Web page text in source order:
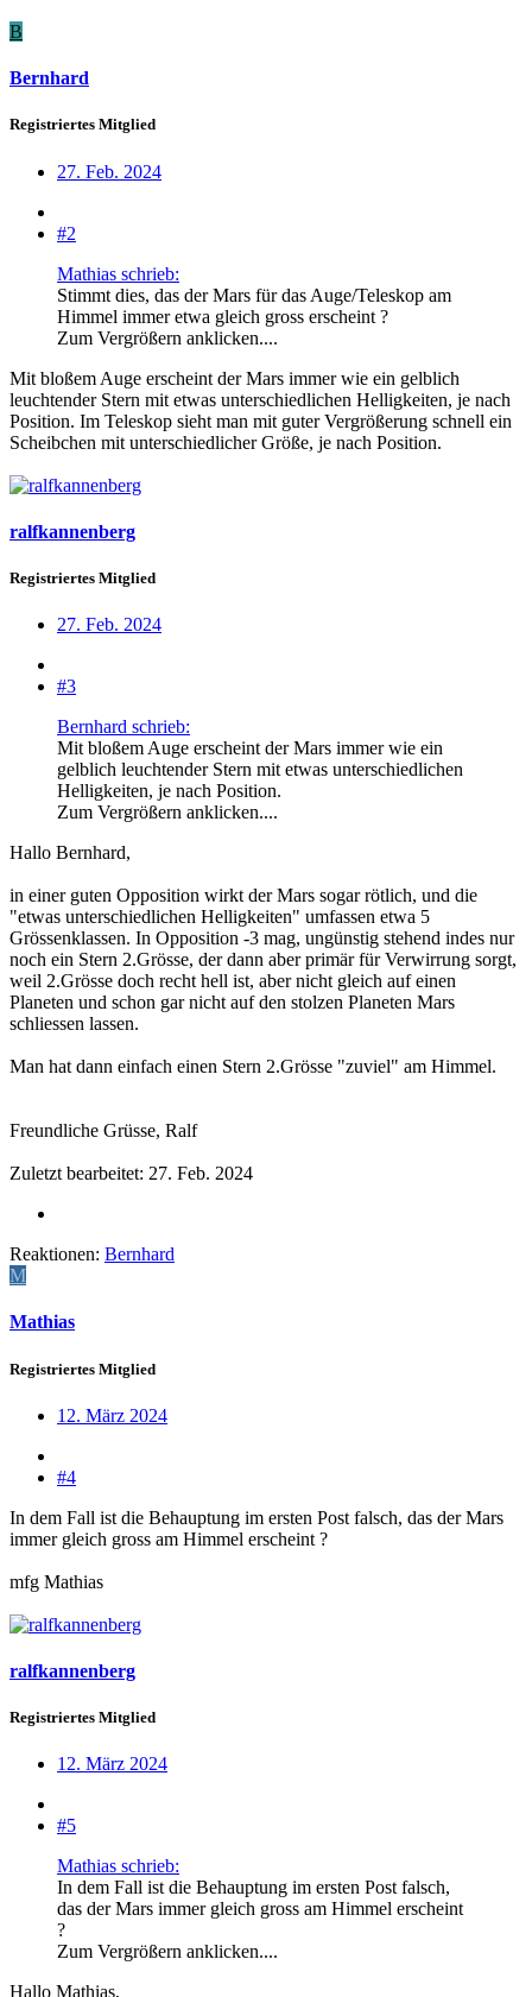
B
Bernhard
Registriertes Mitglied
27. Feb. 2024
#2
Mathias schrieb:
Stimmt dies, das der Mars für das Auge/Teleskop am
Himmel immer etwa gleich gross erscheint ?
Zum Vergrößern anklicken....
Mit bloßem Auge erscheint der Mars immer wie ein gelblich
leuchtender Stern mit etwas unterschiedlichen Helligkeiten, je nach
Position. Im Teleskop sieht man mit guter Vergrößerung schnell ein
Scheibchen mit unterschiedlicher Größe, je nach Position.
ralfkannenberg
Registriertes Mitglied
27. Feb. 2024
#3
Bernhard schrieb:
Mit bloßem Auge erscheint der Mars immer wie ein
gelblich leuchtender Stern mit etwas unterschiedlichen
Helligkeiten, je nach Position.
Zum Vergrößern anklicken....
Hallo Bernhard,
in einer guten Opposition wirkt der Mars sogar rötlich, und die
"etwas unterschiedlichen Helligkeiten" umfassen etwa 5
Grössenklassen. In Opposition -3 mag, ungünstig stehend indes nur
noch ein Stern 2.Grösse, der dann aber primär für Verwirrung sorgt,
weil 2.Grösse doch recht hell ist, aber nicht gleich auf einen
Planeten und schon gar nicht auf den stolzen Planeten Mars
schliessen lassen.
Man hat dann einfach einen Stern 2.Grösse "zuviel" am Himmel.
Freundliche Grüsse, Ralf
Zuletzt bearbeitet: 27. Feb. 2024
Reaktionen: Bernhard
M
Mathias
Registriertes Mitglied
12. März 2024
#4
In dem Fall ist die Behauptung im ersten Post falsch, das der Mars
immer gleich gross am Himmel erscheint ?
mfg Mathias
ralfkannenberg
Registriertes Mitglied
12. März 2024
#5
Mathias schrieb:
In dem Fall ist die Behauptung im ersten Post falsch,
das der Mars immer gleich gross am Himmel erscheint
?
Zum Vergrößern anklicken....
Hallo Mathias,